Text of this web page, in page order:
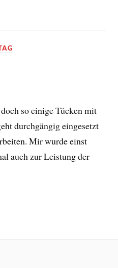
so einige Tücken mit
durchgängig eingesetzt
Mir wurde einst
auch zur Leistung der